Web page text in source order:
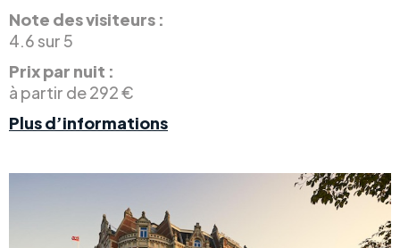
Note des visiteurs :
4.6 sur 5
Prix par nuit :
à partir de 292 €
Plus d’informations